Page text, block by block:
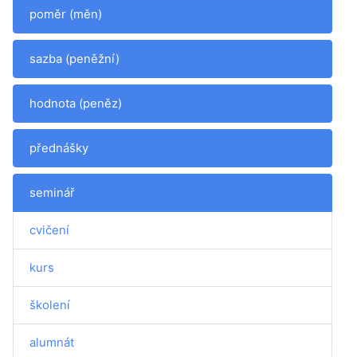
poměr (měn)
sazba (peněžní)
hodnota (peněz)
přednášky
seminář
cvičení
kurs
školení
alumnát